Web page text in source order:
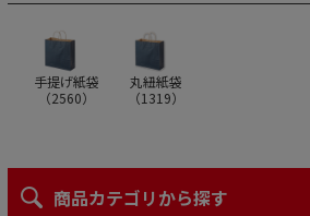
手提げ紙袋
（2560）
丸紐紙袋
（1319）
商品カテゴリから探す